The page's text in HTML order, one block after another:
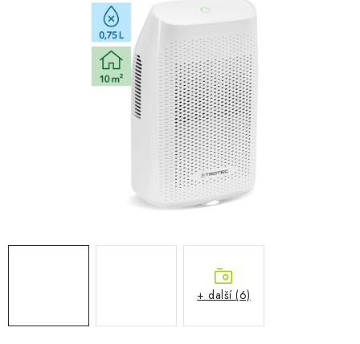
ODVLHČOVAČE
Reklamace
Ochrana osobních údajů
+ další (6)